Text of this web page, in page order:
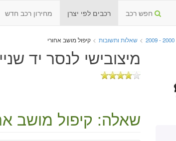
חפש רכב רכבים לפי יצרן מחירון רכב חדש
2000 - 2009
> שאלות ותשובות > קיפול מושב אחורי
מיצובישי לנסר יד שנייה 2000 -
שאלה: קיפול מושב